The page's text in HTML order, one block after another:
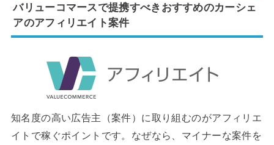
バリューコマースで提携すべきおすすめのカーシェ
アのアフィリエイト案件
知名度の高い広告主（案件）に取り組むのがアフィリエ
イトで稼ぐポイントです。なぜなら、マイナーな案件を